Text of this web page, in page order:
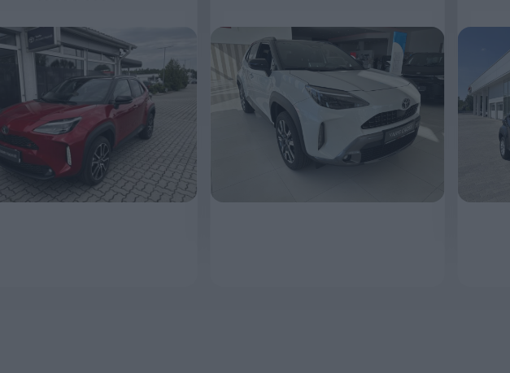
MEGNÉZEM MEGNÉZEM